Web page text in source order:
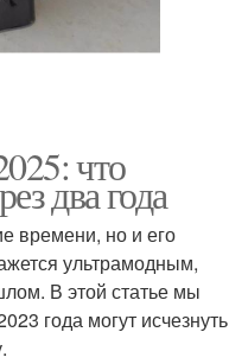
что
два года
времени, но и его
ультрамодным,
В этой статье мы
года могут исчезнуть